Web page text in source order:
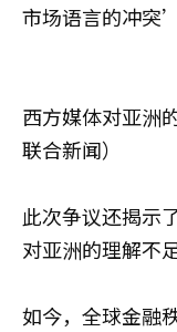
市场语言的冲突’
西方媒体对亚洲
联合新闻）
此次争议还揭示
对亚洲的理解不足
如今，全球金融